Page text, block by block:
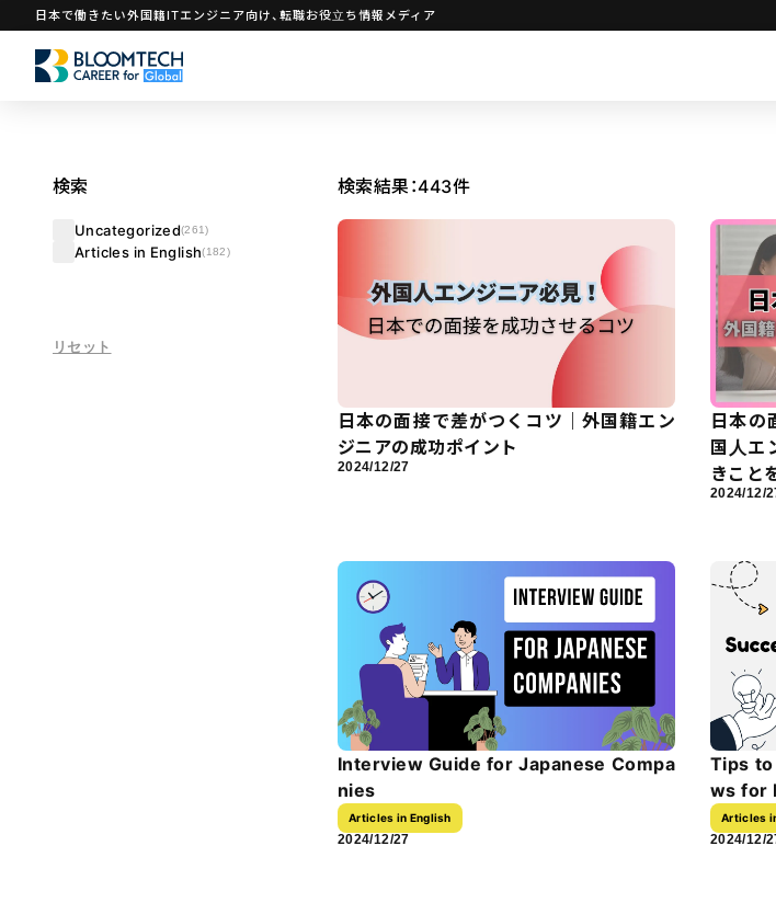
日本で働きたい外国籍ITエンジニア向け、転職お役立ち情報メディア
検索
Uncategorized(261)
Articles in English(182)
検索結果：443件
日本の面接で差がつくコツ｜外国籍エン
ジニアの成功ポイント
2024/12/27
日本の
国人エ
きこと
2024/12/
Interview Guide for Japanese Compa
nies
Articles in English
2024/12/27
Tips
ws for
Articles
2024/12/